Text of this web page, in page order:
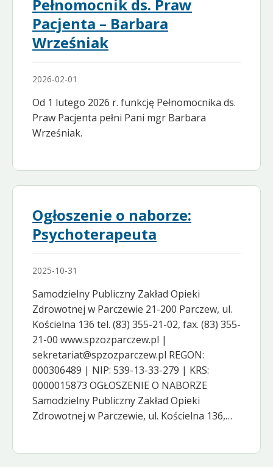
Pełnomocnik ds. Praw
Pacjenta – Barbara
Wrześniak
2026-02-01
Od 1 lutego 2026 r. funkcję Pełnomocnika ds.
Praw Pacjenta pełni Pani mgr Barbara
Wrześniak.
Ogłoszenie o naborze:
Psychoterapeuta
2025-10-31
Samodzielny Publiczny Zakład Opieki
Zdrowotnej w Parczewie 21-200 Parczew, ul.
Kościelna 136 tel. (83) 355-21-02, fax. (83) 355-
21-00 www.spzozparczew.pl |
sekretariat@spzozparczew.pl REGON:
000306489 | NIP: 539-13-33-279 | KRS:
0000015873 OGŁOSZENIE O NABORZE
Samodzielny Publiczny Zakład Opieki
Zdrowotnej w Parczewie, ul. Kościelna 136,…